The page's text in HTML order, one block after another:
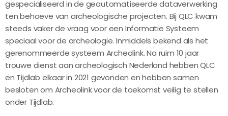
gespecialiseerd in de geautomatiseerde dataverwerking
ten behoeve van archeologische projecten. Bij QLC kwam
steeds vaker de vraag voor een Informatie Systeem
speciaal voor de archeologie. Inmiddels bekend als het
gerenommeerde systeem Archeolink. Na ruim 10 jaar
trouwe dienst aan archeologisch Nederland hebben QLC
en Tijdlab elkaar in 2021 gevonden en hebben samen
besloten om Archeolink voor de toekomst veilig te stellen
onder Tijdlab.